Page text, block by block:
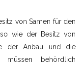
von Samen für den
wie der Besitz von
der Anbau und die
behördlich